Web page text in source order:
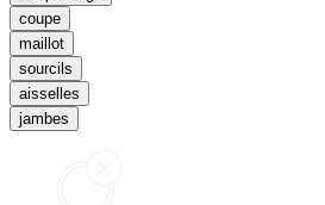
coupe
maillot
sourcils
aisselles
jambes